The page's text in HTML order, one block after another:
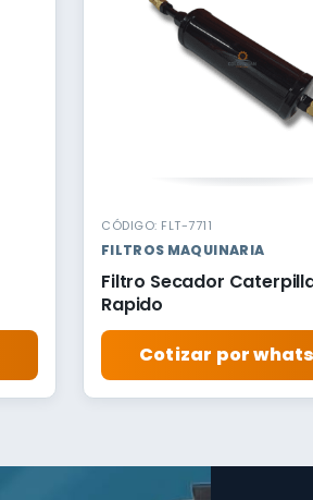
CÓDIGO: FLT-7711
FILTROS MAQUINARIA
Filtro Secador
Rapido
Cotizar por